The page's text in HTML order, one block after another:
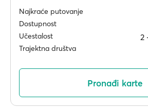
Najkraće putovanje
Dostupnost
Učestalost 2
Trajektna društva
Pronađi karte